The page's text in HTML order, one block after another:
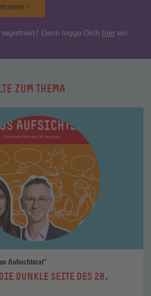
Dann logge Dich hier ein.
ZUM THEMA
Aufsichtsrat“
DUNKLE SEITE DES 28.